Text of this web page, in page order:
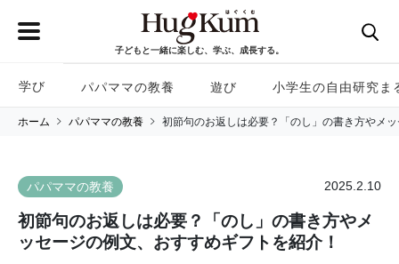
子どもと一緒に楽しむ、学ぶ、成長する。
学び パパママの教養 遊び 小学生の自由研究ま
ホーム パパママの教養 初節句のお返しは必要？「のし」の書き方やメ
パパママの教養 2025.2.10
初節句のお返しは必要？「のし」の書き方やメ
ッセージの例文、おすすめギフトを紹介！